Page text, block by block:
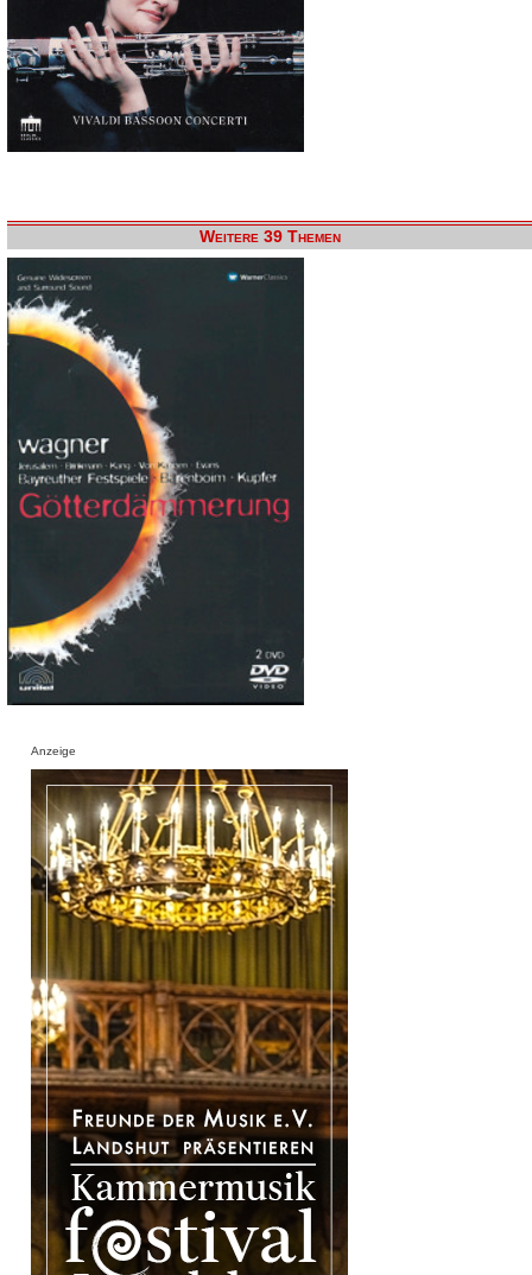
Weitere 39 Themen
Anzeige